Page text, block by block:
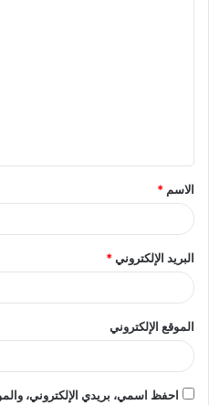
ق
*
الاسم *
البريد الإلكتروني*
الموقع الإلكتروني
احفظ اسمي، بريدي الإلكتروني،